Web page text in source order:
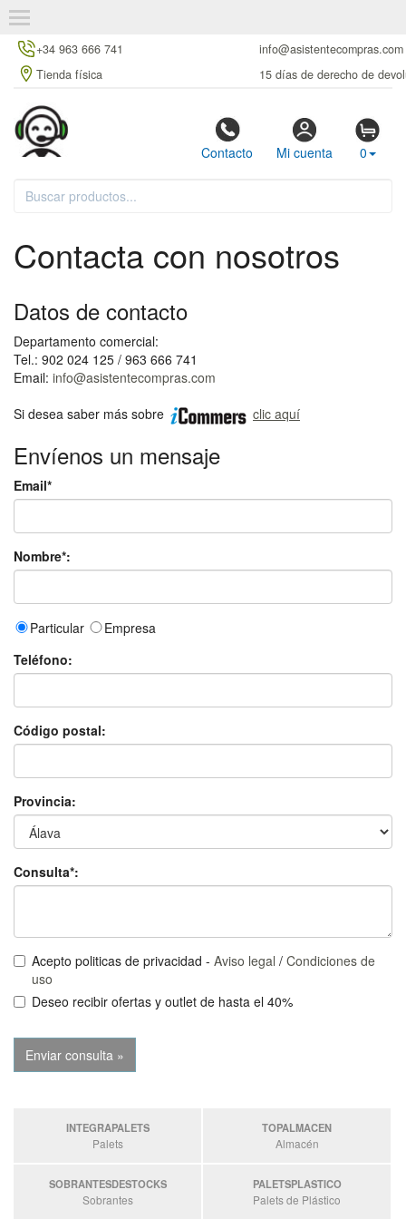
+34 963 666 741
info@asistentecompras.com
Tienda física
15 días de derecho de
Contacto Mi cuenta 0
Contacta con nosotros
Datos de contacto
Departamento comercial:
Tel.: 902 024 125 / 963 666 741
Email: info@asistentecompras.com
Si desea saber más sobre
clic aquí
Envíenos un mensaje
Email*
Nombre*:
Particular
Empresa
Teléfono:
Código postal:
Provincia:
Consulta*:
Acepto politicas de privacidad - Aviso legal / Condiciones de
uso
Deseo recibir ofertas y outlet de hasta el 40%
INTEGRAPALETS
Palets
TOPALMACEN
Almacén
SOBRANTESDESTOCKS
Sobrantes
PALETSPLASTICO
Palets de Plástico